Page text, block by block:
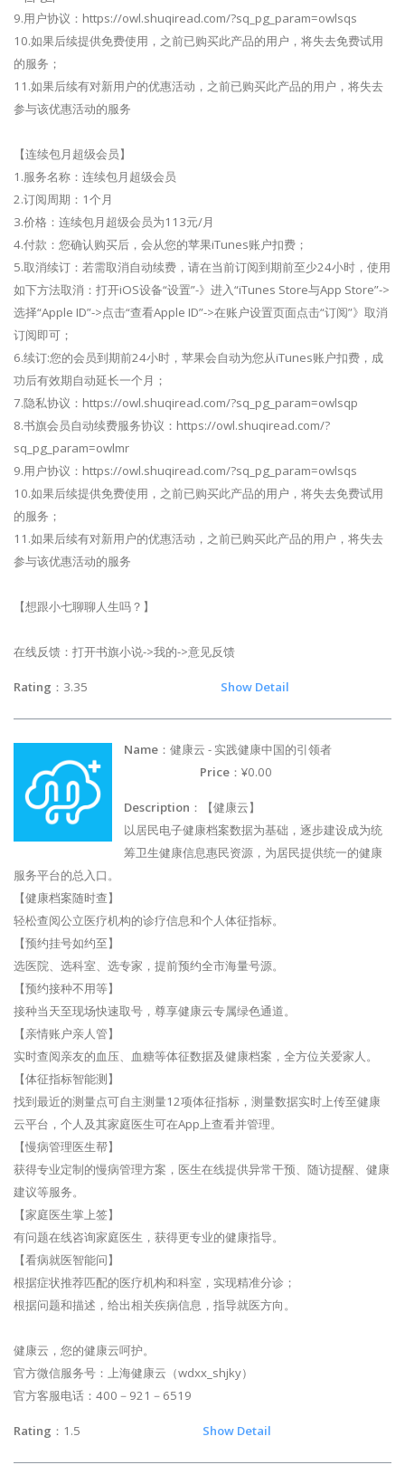
9.用户协议：https://owl.shuqiread.com/?sq_pg_param=owlsqs
10.如果后续提供免费使用，之前已购买此产品的用户，将失去免费试用
的服务；
11.如果后续有对新用户的优惠活动，之前已购买此产品的用户，将失去
参与该优惠活动的服务
【连续包月超级会员】
1.服务名称：连续包月超级会员
2.订阅周期：1个月
3.价格：连续包月超级会员为113元/月
4.付款：您确认购买后，会从您的苹果iTunes账户扣费；
5.取消续订：若需取消自动续费，请在当前订阅到期前至少24小时，使用
如下方法取消：打开iOS设备“设置”-》进入“iTunes Store与App Store”->
选择“Apple ID”->点击“查看Apple ID”->在账户设置页面点击“订阅”》取消
订阅即可；
6.续订:您的会员到期前24小时，苹果会自动为您从iTunes账户扣费，成
功后有效期自动延长一个月；
7.隐私协议：https://owl.shuqiread.com/?sq_pg_param=owlsqp
8.书旗会员自动续费服务协议：https://owl.shuqiread.com/?
sq_pg_param=owlmr
9.用户协议：https://owl.shuqiread.com/?sq_pg_param=owlsqs
10.如果后续提供免费使用，之前已购买此产品的用户，将失去免费试用
的服务；
11.如果后续有对新用户的优惠活动，之前已购买此产品的用户，将失去
参与该优惠活动的服务
【想跟小七聊聊人生吗？】
在线反馈：打开书旗小说->我的->意见反馈
Rating ：3.35 Show Detail
Name ：健康云 - 实践健康中国的引领者
Price ：¥0.00
Description ：【健康云】
以居民电子健康档案数据为基础，逐步建设成为统
筹卫生健康信息惠民资源，为居民提供统一的健康
服务平台的总入口。
【健康档案随时查】
轻松查阅公立医疗机构的诊疗信息和个人体征指标。
【预约挂号如约至】
选医院、选科室、选专家，提前预约全市海量号源。
【预约接种不用等】
接种当天至现场快速取号，尊享健康云专属绿色通道。
【亲情账户亲人管】
实时查阅亲友的血压、血糖等体征数据及健康档案，全方位关爱家人。
【体征指标智能测】
找到最近的测量点可自主测量12项体征指标，测量数据实时上传至健康
云平台，个人及其家庭医生可在App上查看并管理。
【慢病管理医生帮】
获得专业定制的慢病管理方案，医生在线提供异常干预、随访提醒、健康
建议等服务。
【家庭医生掌上签】
有问题在线咨询家庭医生，获得更专业的健康指导。
【看病就医智能问】
根据症状推荐匹配的医疗机构和科室，实现精准分诊；
根据问题和描述，给出相关疾病信息，指导就医方向。
健康云，您的健康云呵护。
官方微信服务号：上海健康云（wdxx_shjky）
官方客服电话：400－921－6519
Rating ：1.5 Show Detail